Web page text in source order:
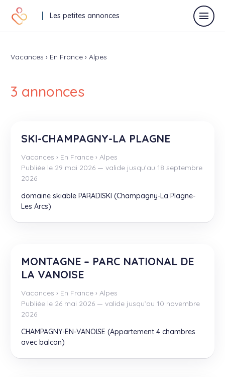
Les petites annonces
Annonces vacances
Annonces relaisparents
J'offre
Je recherche
Autres
Vacances › En France › Alpes
3 annonces
SKI-CHAMPAGNY-LA PLAGNE
Vacances › En France › Alpes
Publiée le 29 mai 2026 — valide jusqu’au 18 septembre
2026
domaine skiable PARADISKI (Champagny-La Plagne-
Les Arcs)
MONTAGNE – PARC NATIONAL DE
LA VANOISE
Vacances › En France › Alpes
Publiée le 26 mai 2026 — valide jusqu’au 10 novembre
2026
CHAMPAGNY-EN-VANOISE (Appartement 4 chambres
avec balcon)